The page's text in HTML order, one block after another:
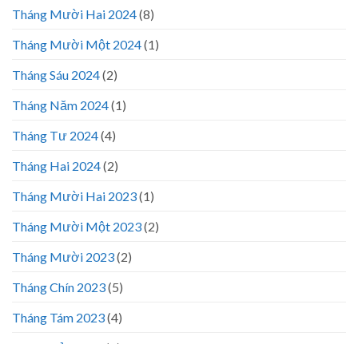
Tháng Mười Hai 2024(8)
Tháng Mười Một 2024(1)
Tháng Sáu 2024(2)
Tháng Năm 2024(1)
Tháng Tư 2024(4)
Tháng Hai 2024(2)
Tháng Mười Hai 2023(1)
Tháng Mười Một 2023(2)
Tháng Mười 2023(2)
Tháng Chín 2023(5)
Tháng Tám 2023(4)